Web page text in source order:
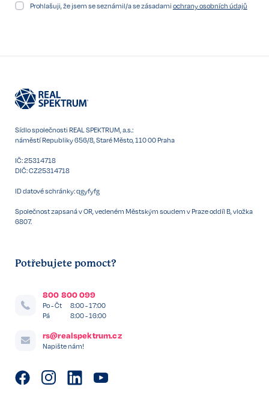
Prohlašuji, že jsem se seznámil/a se zásadami ochrany osobních údajů
Sídlo společnosti REAL SPEKTRUM, a.s.:
náměstí Republiky 656/8, Staré Město, 110 00 Praha
IČ: 25314718
DIČ: CZ25314718
ID datové schránky: qgyfyfg
Společnost zapsaná v OR, vedeném Městským soudem v Praze oddíl B, vložka
6807.
Potřebujete pomoct?
800 800 099
Po - Čt
8:00 - 17:00
Pá
8:00 - 16:00
rs@realspektrum.cz
Napište nám!